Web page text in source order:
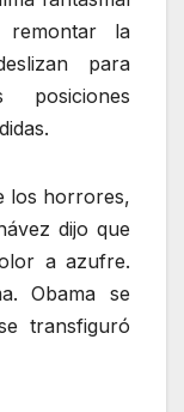
la
para
los horrores,
dijo que
a azufre.
Obama se
transfiguró